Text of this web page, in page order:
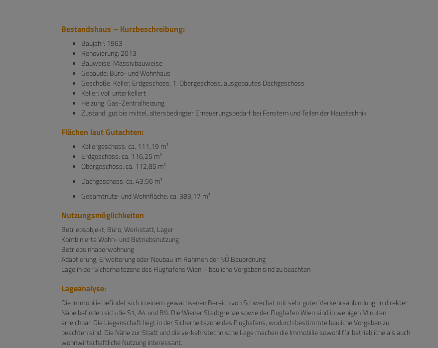
Bestandshaus – Kurzbeschreibung:
Baujahr: 1963
Renovierung: 2013
Bauweise: Massivbauweise
Gebäude: Büro- und Wohnhaus
Geschoße: Keller, Erdgeschoss, 1. Obergeschoss, ausgebautes Dachgeschoss
Keller: voll unterkellert
Heizung: Gas-Zentralheizung
Zustand: gut bis mittel, altersbedingter Erneuerungsbedarf bei Fenstern und Teilen der Haustechnik
Flächen laut Gutachten:
Kellergeschoss: ca. 111,19 m²
Erdgeschoss: ca. 116,25 m²
Obergeschoss: ca. 112,85 m²
Dachgeschoss: ca. 43,56 m²
Gesamtnutz- und Wohnfläche: ca. 383,17 m²
Nutzungsmöglichkeiten
Betriebsobjekt, Büro, Werkstatt, Lager
Kombinierte Wohn- und Betriebsnutzung
Betriebsinhaberwohnung
Adaptierung, Erweiterung oder Neubau im Rahmen der NÖ Bauordnung
Lage in der Sicherheitszone des Flughafens Wien – bauliche Vorgaben sind zu beachten
Lageanalyse:
Die Immobilie befindet sich in einem gewachsenen Bereich von Schwechat mit sehr guter Verkehrsanbindung. In direkter
Nähe befinden sich die S1, A4 und B9. Die Wiener Stadtgrenze sowie der Flughafen Wien sind in wenigen Minuten
erreichbar. Die Liegenschaft liegt in der Sicherheitszone des Flughafens, wodurch bestimmte bauliche Vorgaben zu
beachten sind. Die Nähe zur Stadt und die verkehrstechnische Lage machen die Immobilie sowohl für betriebliche als auch
wohnwirtschaftliche Nutzung interessant.